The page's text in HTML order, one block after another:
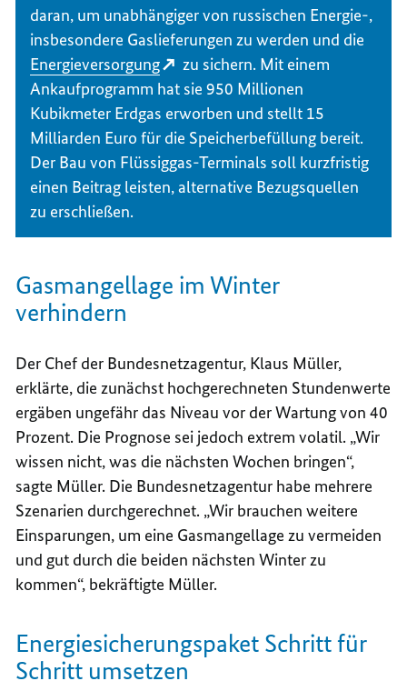
daran, um unabhängiger von russischen Energie-,
insbesondere Gaslieferungen zu werden und die
Energieversorgung
zu sichern. Mit einem
Ankaufprogramm hat sie 950 Millionen
Kubikmeter Erdgas erworben und stellt 15
Milliarden Euro für die Speicherbefüllung bereit.
Der Bau von Flüssiggas-Terminals soll kurzfristig
einen Beitrag leisten, alternative Bezugsquellen
zu erschließen.
Gasmangellage im Winter
verhindern
Der Chef der Bundesnetzagentur, Klaus Müller,
erklärte, die zunächst hochgerechneten Stundenwerte
ergäben ungefähr das Niveau vor der Wartung von 40
Prozent. Die Prognose sei jedoch extrem volatil. „Wir
wissen nicht, was die nächsten Wochen bringen“,
sagte Müller. Die Bundesnetzagentur habe mehrere
Szenarien durchgerechnet. „Wir brauchen weitere
Einsparungen, um eine Gasmangellage zu vermeiden
und gut durch die beiden nächsten Winter zu
kommen“, bekräftigte Müller.
Energiesicherungspaket Schritt für
Schritt umsetzen